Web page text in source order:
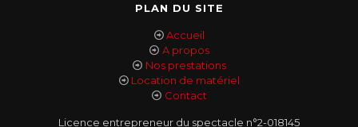
PLAN DU SITE
Accueil
A propos
Nos prestations
Location de matériel
Contact
Licence entrepreneur du spectacle n°2-018145